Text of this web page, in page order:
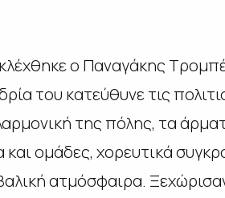
ο Παναγάκης
του κατεύθυνε τις
της πόλης, τα
ομάδες, χορευτικά
ατμόσφαιρα.